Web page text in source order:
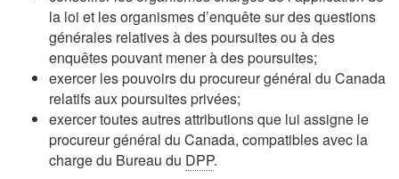
la loi et les organismes d’enquête sur des questions
générales relatives à des poursuites ou à des
enquêtes pouvant mener à des poursuites;
exercer les pouvoirs du procureur général du Canada
relatifs aux poursuites privées;
exercer toutes autres attributions que lui assigne le
procureur général du Canada, compatibles avec la
charge du Bureau du DPP.